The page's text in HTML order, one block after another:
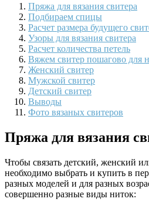
Пряжа для вязания свитера
Подбираем спицы
Расчет размера будущего
Узоры для вязания свитера
Расчет количества петель
Вяжем свитер пошагово для
Женский свитер
Мужской свитер
Детский свитер
Выводы
Фото вязаных свитеров
Пряжа для вязания
Чтобы связать детский, женский
необходимо выбрать и купить в
разных моделей и для разных
совершенно разные виды ниток: